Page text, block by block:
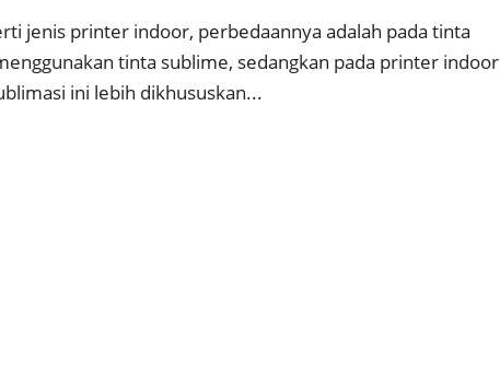
jenis printer indoor, perbedaannya adalah pada tinta
tinta sublime, sedangkan pada printer indoor
ini lebih dikhususkan...